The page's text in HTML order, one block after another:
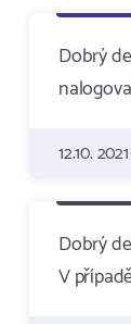
Dobrý
12.10.
Dobrý
V